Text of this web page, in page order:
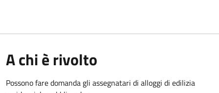
A chi è rivolto
Possono fare domanda gli assegnatari di alloggi di edilizia